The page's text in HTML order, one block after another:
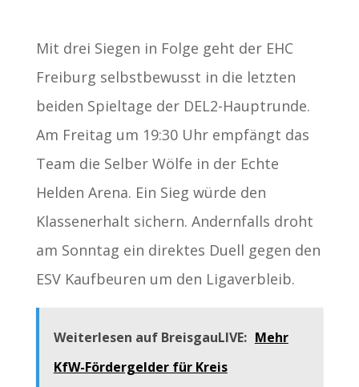
Mit drei Siegen in Folge geht der EHC
Freiburg selbstbewusst in die letzten
beiden Spieltage der DEL2-Hauptrunde.
Am Freitag um 19:30 Uhr empfängt das
Team die Selber Wölfe in der Echte
Helden Arena. Ein Sieg würde den
Klassenerhalt sichern. Andernfalls droht
am Sonntag ein direktes Duell gegen den
ESV Kaufbeuren um den Ligaverbleib.
Weiterlesen auf BreisgauLIVE: Mehr
KfW-Fördergelder für Kreis